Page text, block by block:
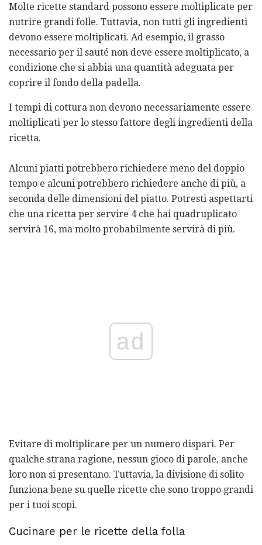
Molte ricette standard possono essere moltiplicate per
nutrire grandi folle. Tuttavia, non tutti gli ingredienti
devono essere moltiplicati. Ad esempio, il grasso
necessario per il sauté non deve essere moltiplicato, a
condizione che si abbia una quantità adeguata per
coprire il fondo della padella.
I tempi di cottura non devono necessariamente essere
moltiplicati per lo stesso fattore degli ingredienti della
ricetta.
Alcuni piatti potrebbero richiedere meno del doppio
tempo e alcuni potrebbero richiedere anche di più, a
seconda delle dimensioni del piatto. Potresti aspettarti
che una ricetta per servire 4 che hai quadruplicato
servirà 16, ma molto probabilmente servirà di più.
ad
Evitare di moltiplicare per un numero dispari. Per
qualche strana ragione, nessun gioco di parole, anche
loro non si presentano. Tuttavia, la divisione di solito
funziona bene su quelle ricette che sono troppo grandi
per i tuoi scopi.
Cucinare per le ricette della folla